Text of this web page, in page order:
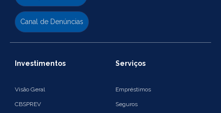
Canal de Denúncias
Investimentos
Visão Geral
CBSPREV
Serviços
Empréstimos
Seguros